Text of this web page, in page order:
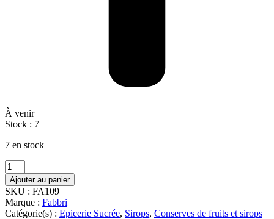
À venir
Stock : 7
7 en stock
quantité
de
SIROP
MYRTILLE
560ML
Ajouter au panier
SKU : FA109
Marque : Fabbri
Catégorie(s) : Epicerie Sucrée, Sirops, Conserves de fruits et sirops